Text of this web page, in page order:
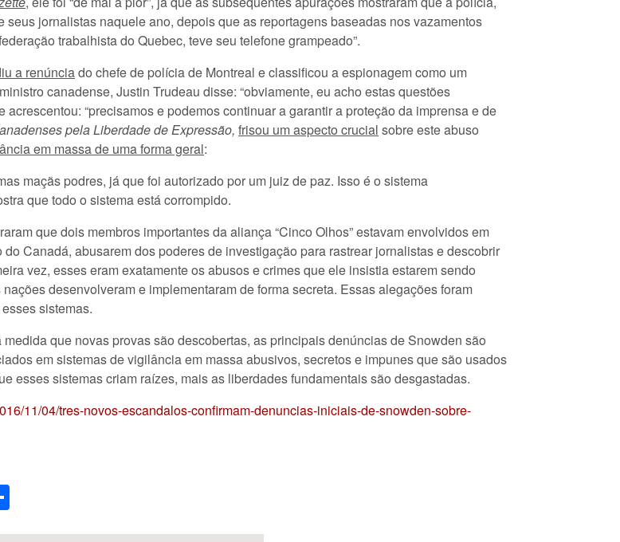
jornalistas naquele ano, depois que as reportagens baseadas nos vazamentos
trabalhista do Quebec, teve seu telefone grampeado”.
a renúnciado chefe de polícia de Montreal e classificou a espionagem como um
canadense, Justin Trudeau disse: “obviamente, eu acho estas questões
“precisamos e podemos continuar a garantir a proteção da imprensa e de
pela Liberdade de Expressão, frisou um aspecto crucial sobre este abuso
em massa de uma forma geral:
maçãs podres, já que foi autorizado por um juiz de paz. Isso é o sistema
que todo o sistema está corrompido.
que dois membros importantes da aliança “Cinco Olhos” estavam envolvidos em
Canadá, abusarem dos poderes de investigação para rastrear jornalistas e descobrir
vez, esses eram exatamente os abusos e crimes que ele insistia estarem sendo
desenvolveram e implementaram de forma secreta. Essas alegações foram
sistemas.
que novas provas são descobertas, as principais denúncias de Snowden são
em sistemas de vigilância em massa abusivos, secretos e impunes que são usados
esses sistemas criam raízes, mais as liberdades fundamentais são desgastadas.
11/04/tres-novos-escandalos-confirmam-denuncias-iniciais-de-snowden-sobre-